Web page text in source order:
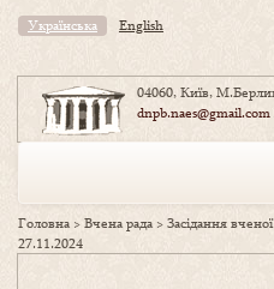
Українська English
04060, Київ,
dnpb.naes@gmail.com
Головна >Вчена рада >Засідання
27.11.2024